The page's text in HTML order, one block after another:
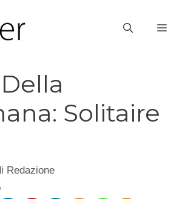
Solitaire
Redazione